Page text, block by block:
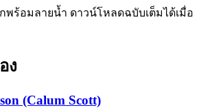
พร้อมลายน้ำ ดาวน์โหลดฉบับเต็มได้เมื่อ
ง
(Calum Scott)